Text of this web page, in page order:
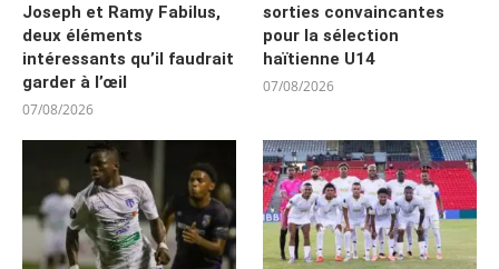
Joseph et Ramy Fabilus,
deux éléments
intéressants qu’il faudrait
garder à l’œil
07/08/2026
sorties convaincantes
pour la sélection
haïtienne U14
07/08/2026